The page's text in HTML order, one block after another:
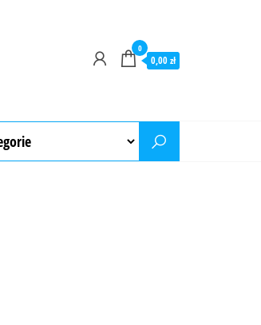
0
0,00 zł